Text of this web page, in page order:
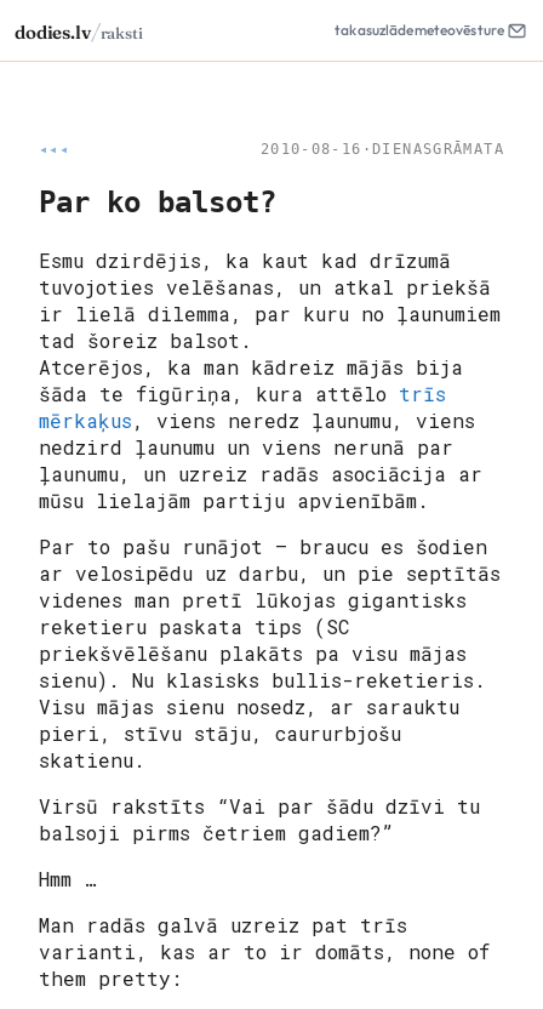
dodies.lv/raksti takasuzlādemeteovēsture
◂◂◂ 2010-08-16 · DIENASGRĀMATA
Par ko balsot?
Esmu dzirdējis, ka kaut kad drīzumā
tuvojoties velēšanas, un atkal priekšā
ir lielā dilemma, par kuru no ļaunumiem
tad šoreiz balsot.
Atcerējos, ka man kādreiz mājās bija
šāda te figūriņa, kura attēlo trīs
mērkaķus, viens neredz ļaunumu, viens
nedzird ļaunumu un viens nerunā par
ļaunumu, un uzreiz radās asociācija ar
mūsu lielajām partiju apvienībām.
Par to pašu runājot – braucu es šodien
ar velosipēdu uz darbu, un pie septītās
videnes man pretī lūkojas gigantisks
reketieru paskata tips (SC
priekšvēlēšanu plakāts pa visu mājas
sienu). Nu klasisks bullis-reketieris.
Visu mājas sienu nosedz, ar sarauktu
pieri, stīvu stāju, caururbjošu
skatienu.
Virsū rakstīts “Vai par šādu dzīvi tu
balsoji pirms četriem gadiem?”
Hmm …
Man radās galvā uzreiz pat trīs
varianti, kas ar to ir domāts, none of
them pretty :